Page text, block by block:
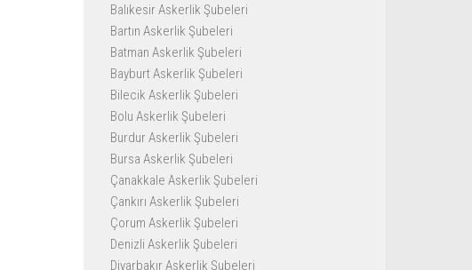
Balıkesir Askerlik Şubeleri
Bartın Askerlik Şubeleri
Batman Askerlik Şubeleri
Bayburt Askerlik Şubeleri
Bilecik Askerlik Şubeleri
Bolu Askerlik Şubeleri
Burdur Askerlik Şubeleri
Bursa Askerlik Şubeleri
Çanakkale Askerlik Şubeleri
Çankırı Askerlik Şubeleri
Çorum Askerlik Şubeleri
Denizli Askerlik Şubeleri
Diyarbakır Askerlik Şubeleri